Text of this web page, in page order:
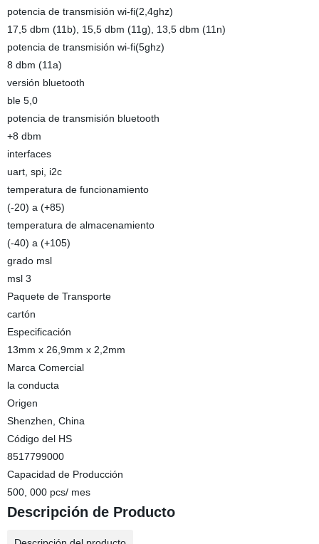
potencia de transmisión wi-fi(2,4ghz)
17,5 dbm (11b), 15,5 dbm (11g), 13,5 dbm (11n)
potencia de transmisión wi-fi(5ghz)
8 dbm (11a)
versión bluetooth
ble 5,0
potencia de transmisión bluetooth
+8 dbm
interfaces
uart, spi, i2c
temperatura de funcionamiento
(-20) a (+85)
temperatura de almacenamiento
(-40) a (+105)
grado msl
msl 3
Paquete de Transporte
cartón
Especificación
13mm x 26,9mm x 2,2mm
Marca Comercial
la conducta
Origen
Shenzhen, China
Código del HS
8517799000
Capacidad de Producción
500, 000 pcs/ mes
Descripción de Producto